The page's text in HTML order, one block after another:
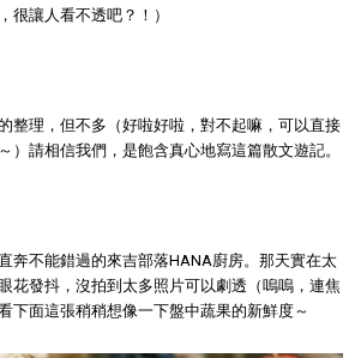
很讓人看不透吧？！）
整理，但不多（好啦好啦，對不起嘛，可以直接
）請相信我們，是飽含真心地寫這篇散文遊記。
奔不能錯過的來吉部落HANA廚房。那天實在太
花發抖，沒拍到太多照片可以劇透（嗚嗚，連焦
下面這張稍稍想像一下盤中蔬果的新鮮度～